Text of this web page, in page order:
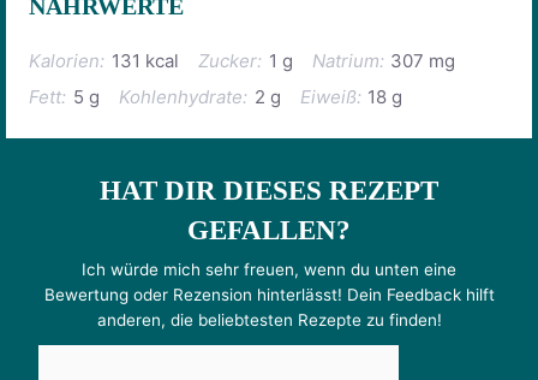
NÄHRWERTE
Kalorien: 131 kcal Zucker: 1 g Natrium: 307 mg
Fett: 5 g Kohlenhydrate: 2 g Eiweiß: 18 g
HAT DIR DIESES REZEPT
GEFALLEN?
Ich würde mich sehr freuen, wenn du unten eine
Bewertung oder Rezension hinterlässt! Dein Feedback hilft
anderen, die beliebtesten Rezepte zu finden!